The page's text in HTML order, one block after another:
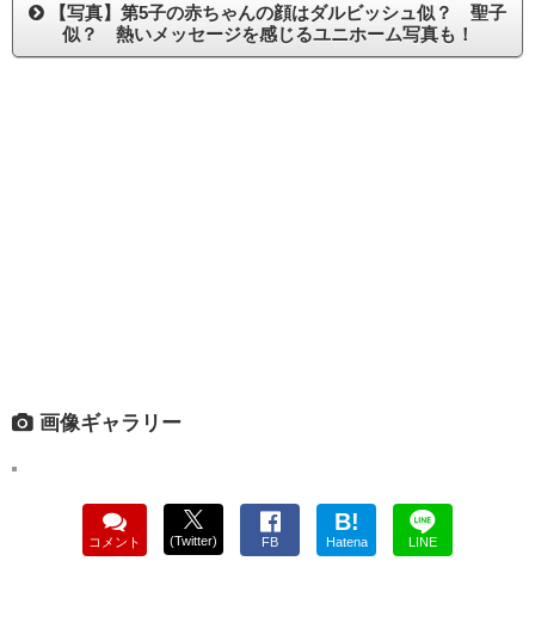
【写真】第5子の赤ちゃんの顔はダルビッシュ似？ 聖子
似？ 熱いメッセージを感じるユニホーム写真も！
画像ギャラリー
コメント (Twitter) FB
B!
Hatena LINE